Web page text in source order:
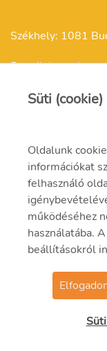
Székhely: 1081
E-mail:
Felnőttképzési
Felnőttképzési
© 2023 MVM Zrt.
Süti
Oldalunk
információkat
felhasználó
működéséhez
használatába.
beállításokról